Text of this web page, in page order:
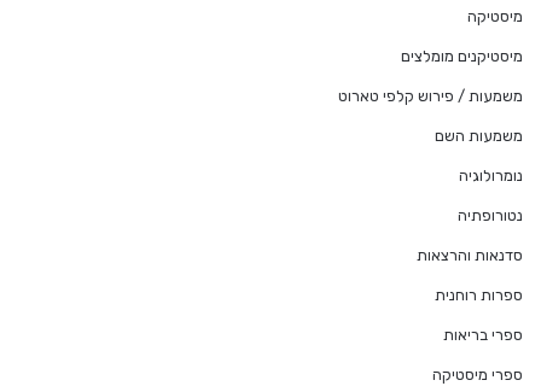
מיסטיקה
מיסטיקנים מומלצים
משמעות / פירוש קלפי טארוט
משמעות השם
נומרולוגיה
נטורופתיה
סדנאות והרצאות
ספרות רוחנית
ספרי בריאות
ספרי מיסטיקה